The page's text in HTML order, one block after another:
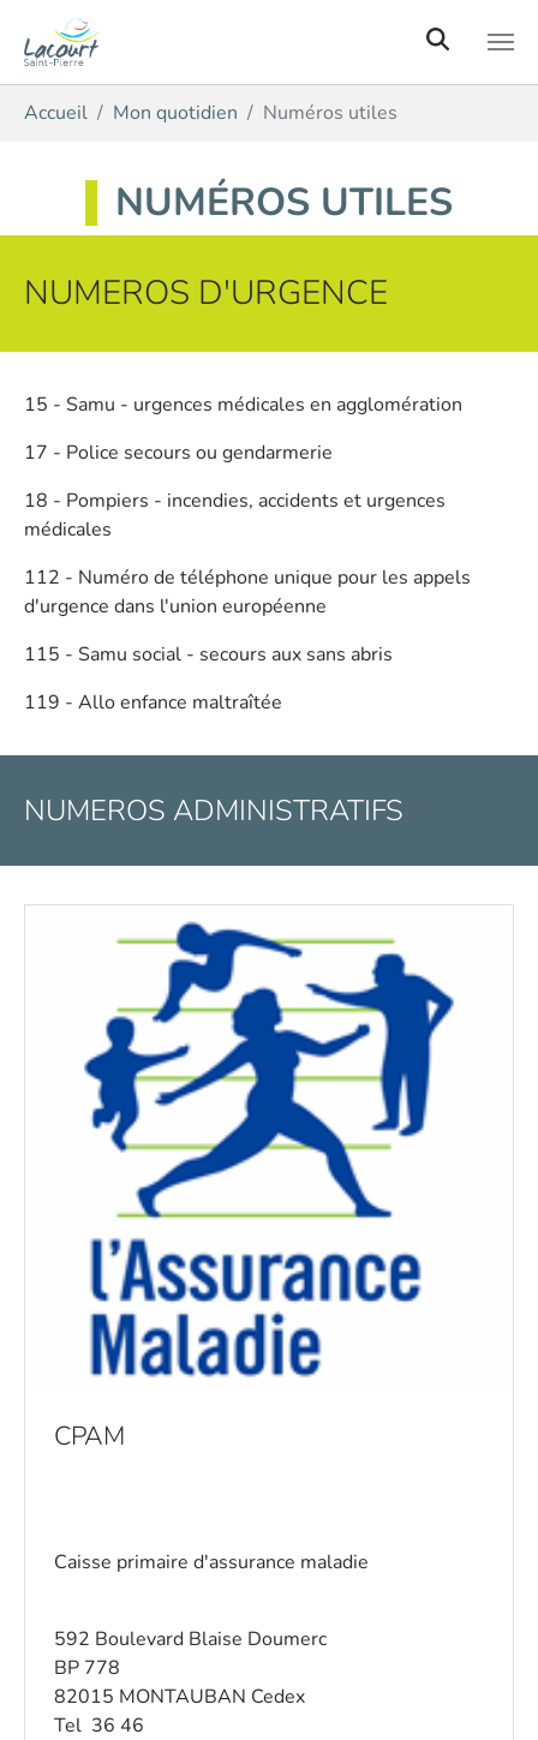
Accueil Mon quotidien Numéros utiles
NUMÉROS UTILES
NUMEROS D'URGENCE
15 - Samu - urgences médicales en agglomération
17 - Police secours ou gendarmerie
18 - Pompiers - incendies, accidents et urgences
médicales
112 - Numéro de téléphone unique pour les appels
d'urgence dans l'union européenne
115 - Samu social - secours aux sans abris
119 - Allo enfance maltraîtée
NUMEROS ADMINISTRATIFS
CPAM
Caisse primaire d'assurance maladie
592 Boulevard Blaise Doumerc
BP 778
82015 MONTAUBAN Cedex
Tel 36 46